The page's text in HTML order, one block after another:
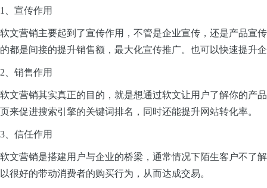
1、宣传作用
软文营销主要起到了宣传作用，不管是企业宣传，还是产品宣
的都是间接的提升销售额，最大化宣传推广。也可以快速提升
2、销售作用
软文营销其实真正的目的，就是想通过软文让用户了解你的产
页来促进搜索引擎的关键词排名，同时还能提升网站转化率。
3、信任作用
软文营销是搭建用户与企业的桥梁，通常情况下陌生客户不了
以很好的带动消费者的购买行为，从而达成交易。